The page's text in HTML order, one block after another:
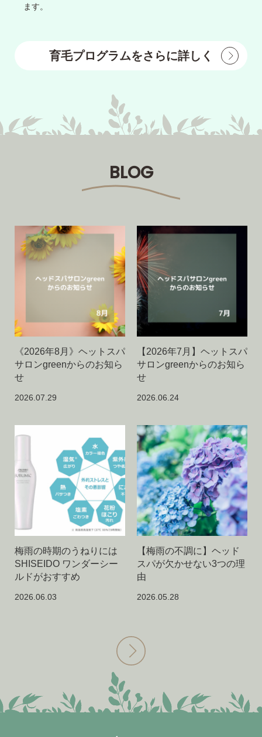
ます。
育毛プログラムをさらに詳しく
BLOG
《2026年8月》ヘットスパ
サロンgreenからのお知ら
せ
2026.07.29
【2026年7月】ヘットスパ
サロンgreenからのお知ら
せ
2026.06.24
梅雨の時期のうねりには
SHISEIDO ワンダーシー
ルドがおすすめ
2026.06.03
【梅雨の不調に】ヘッド
スパが欠かせない3つの理
由
2026.05.28